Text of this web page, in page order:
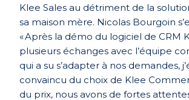
Klee Sales au détriment de la
sa maison mère. Nicolas Bourgoin
« Après la démo du logiciel de CRM
plusieurs échanges avec l’équipe
qui a su s’adapter à nos demandes,
convaincu du choix de Klee
du prix, nous avons de fortes